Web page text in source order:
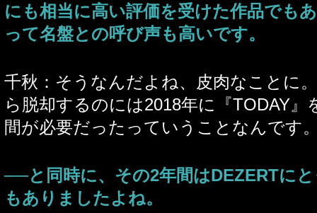
にも相当に高い評価を受けた作品でも
って名盤との呼び声も高いです。
千秋：そうなんだよね、皮肉なことに
ら脱却するのには2018年に『TODAY』
間が必要だったっていうことなんです
──と同時に、その2年間はDEZERTに
もありましたよね。